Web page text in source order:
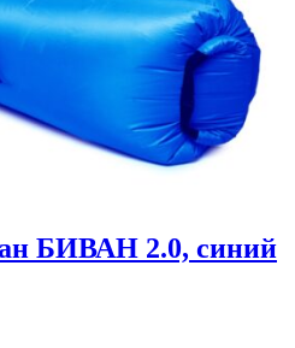
БИВАН 2.0, синий